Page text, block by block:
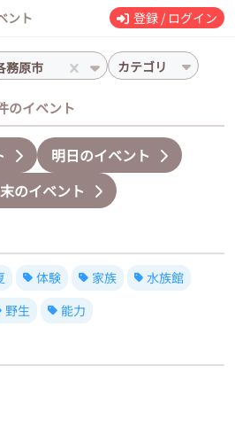
ント 登録 / ログイン
務原市 カテゴリ
のイベント
明日のイベント
のイベント
体験 家族
水族館
野生 能力